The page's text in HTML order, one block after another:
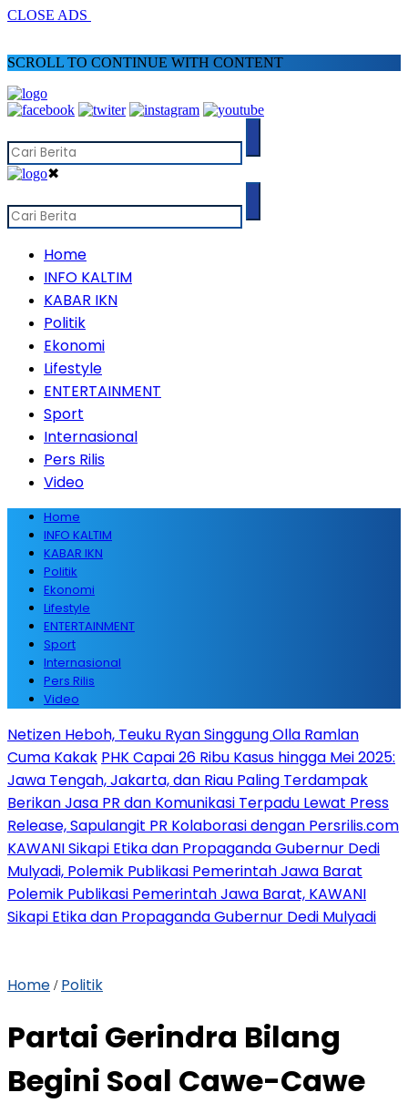
CLOSE ADS
SCROLL TO CONTINUE WITH CONTENT
✖
Home
INFO KALTIM
KABAR IKN
Politik
Ekonomi
Lifestyle
ENTERTAINMENT
Sport
Internasional
Pers Rilis
Video
Home
INFO KALTIM
KABAR IKN
Politik
Ekonomi
Lifestyle
ENTERTAINMENT
Sport
Internasional
Pers Rilis
Video
Netizen Heboh, Teuku Ryan Singgung Olla Ramlan
Cuma Kakak PHK Capai 26 Ribu Kasus hingga Mei 2025:
Jawa Tengah, Jakarta, dan Riau Paling Terdampak
Berikan Jasa PR dan Komunikasi Terpadu Lewat Press
Release, Sapulangit PR Kolaborasi dengan Persrilis.com
KAWANI Sikapi Etika dan Propaganda Gubernur Dedi
Mulyadi, Polemik Publikasi Pemerintah Jawa Barat
Polemik Publikasi Pemerintah Jawa Barat, KAWANI
Sikapi Etika dan Propaganda Gubernur Dedi Mulyadi
Home / Politik
Partai Gerindra Bilang
Begini Soal Cawe-Cawe